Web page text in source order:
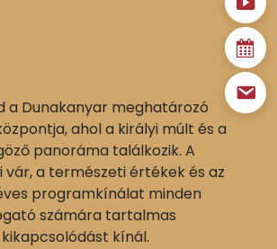
a Dunakanyar meghatározó
ahol a királyi múlt és a
panoráma találkozik. A
a természeti értékek és az
programkínálat minden
számára tartalmas
kikapcsolódást kínál.